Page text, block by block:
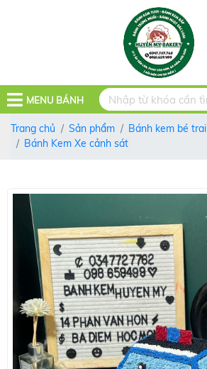
MENU BÁNH
Trang chủ Sản phẩm
Bánh kem bé trai
Bánh Kem Xe cảnh sát